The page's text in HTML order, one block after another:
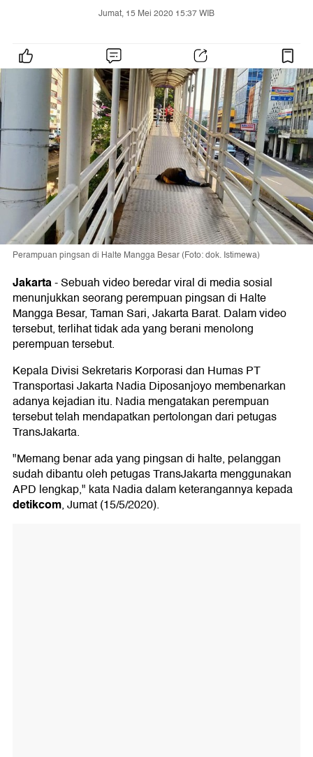
Jumat, 15 Mei 2020 15:37 WIB
Perampuan pingsan di Halte Mangga Besar (Foto: dok. Istimewa)
Jakarta-Sebuah video beredar viral di media sosial
menunjukkan seorang perempuan pingsan di Halte
Mangga Besar, Taman Sari, Jakarta Barat. Dalam video
tersebut, terlihat tidak ada yang berani menolong
perempuan tersebut.
Kepala Divisi Sekretaris Korporasi dan Humas PT
Transportasi Jakarta Nadia Diposanjoyo membenarkan
adanya kejadian itu. Nadia mengatakan perempuan
tersebut telah mendapatkan pertolongan dari petugas
TransJakarta.
"Memang benar ada yang pingsan di halte, pelanggan
sudah dibantu oleh petugas TransJakarta menggunakan
APD lengkap," kata Nadia dalam keterangannya kepada
detikcom, Jumat (15/5/2020).